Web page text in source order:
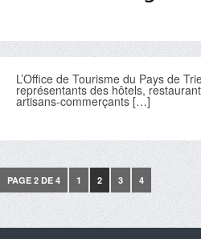
L’Office de Tourisme du Pays de
représentants des hôtels,
artisans-commerçants […]
PAGE 2 DE 4 1 2 3 4